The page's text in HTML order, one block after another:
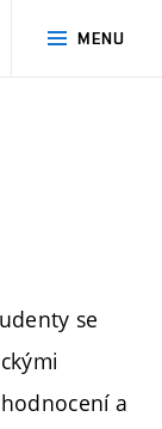
MENU
se
a